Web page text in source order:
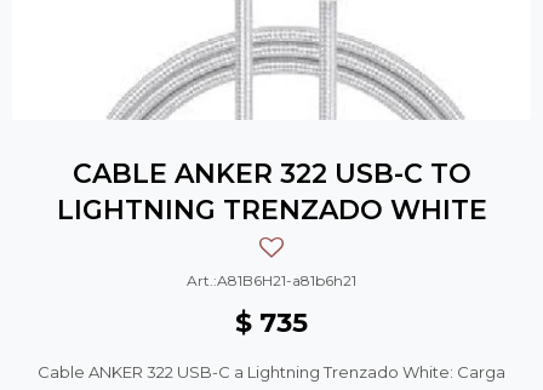
CABLE ANKER 322 USB-C TO
LIGHTNING TRENZADO WHITE
A81B6H21-a81b6h21
$ 735
Cable ANKER 322 USB-C a Lightning Trenzado White: Carga